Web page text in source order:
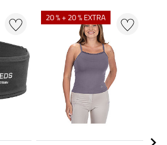
20 % + 20 % EXTRA